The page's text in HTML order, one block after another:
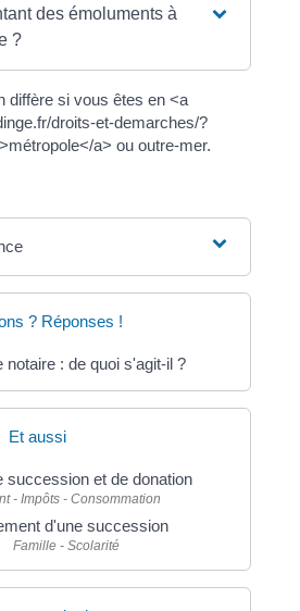
des émoluments à
?
diffère si vous êtes en <a
droits-et-demarches/?
a> ou outre-mer.
? Réponses !
notaire : de quoi s'agit-il ?
Et aussi
succession et de donation
- Impôts - Consommation
d'une succession
Famille - Scolarité